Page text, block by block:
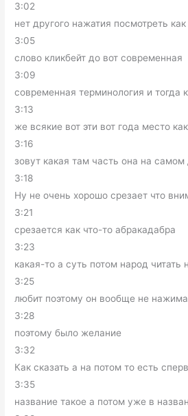
3:02
нет другого нажатия посмотреть как
3:05
слово кликбейт до вот современная
3:09
современная терминология и тогда
3:13
же всякие вот эти вот года место
3:16
зовут какая там часть она на самом
3:18
Ну не очень хорошо срезает что
3:21
срезается как что-то абракадабра
3:23
какая-то а суть потом народ читать
3:25
любит поэтому он вообще не
3:28
поэтому было желание
3:32
Как сказать а на потом то есть
3:35
название такое а потом уже в